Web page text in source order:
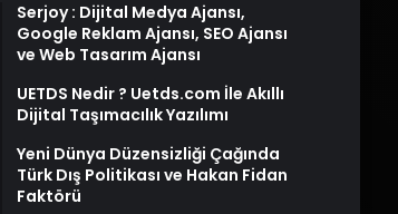
Serjoy : Dijital Medya Ajansı,
Google Reklam Ajansı, SEO Ajansı
ve Web Tasarım Ajansı
UETDS Nedir ? Uetds.com İle Akıllı
Dijital Taşımacılık Yazılımı
Yeni Dünya Düzensizliği Çağında
Türk Dış Politikası ve Hakan Fidan
Faktörü